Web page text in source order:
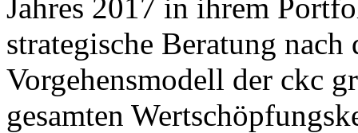
Jahres 2017 in ihrem
strategische Beratung
Vorgehensmodell der ckc
gesamten